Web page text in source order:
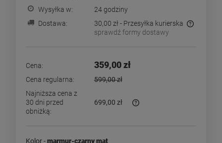
Wysyłka w:
24 godziny
Dostawa:
30,00 zł - Przesyłka kurierska
Cena nie zawiera ewentualnych kosztów płatności
sprawdź formy dostawy
Cena: 359,00 zł
Cena regularna:
599,00 zł
Najniższa cena z
30 dni przed
obniżką:
699,00 zł
Kolor -marmur-czarny mat